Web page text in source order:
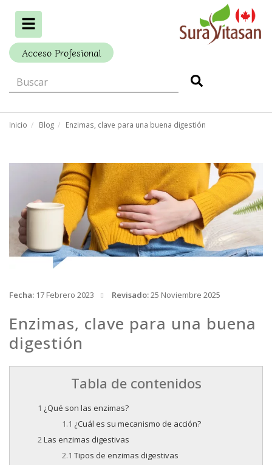
Alternar
navegación
Acceso Profesional
Inicio Blog Enzimas, clave para una buena digestión
Fecha: 17 Febrero 2023 Revisado:25 Noviembre 2025
Enzimas, clave para una buena
digestión
Tabla de contenidos
¿Qué son las enzimas?
¿Cuál es su mecanismo de acción?
Las enzimas digestivas
Tipos de enzimas digestivas